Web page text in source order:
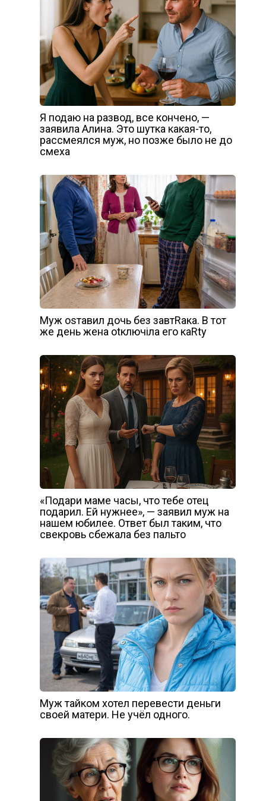
Я подаю на развод, все кончено, —
заявила Алина. Это шутка какая-то,
рассмеялся муж, но позже было не до
смеха
Муж оsтавил дочь без завтRака. В тот
же день жена оtключiла его каRtу
«Подари маме часы, что тебе отец
подарил. Ей нужнее», — заявил муж на
нашем юбилее. Ответ был таким, что
свекровь сбежала без пальто
Муж тайком хотел перевести деньги
своей матери. Не учёл одного.